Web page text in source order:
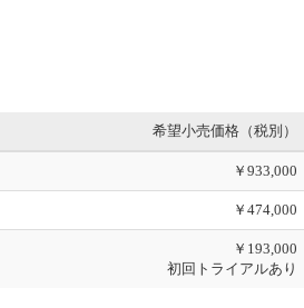
希望小売価格（税別）
￥933,000
￥474,000
￥193,000
初回トライアルあり